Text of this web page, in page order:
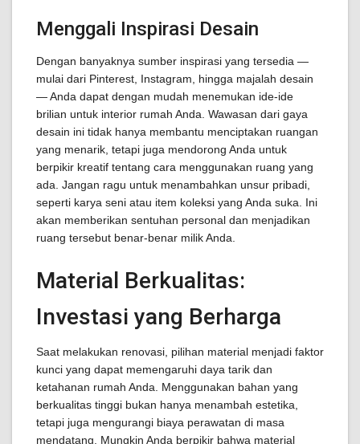
Menggali Inspirasi Desain
Dengan banyaknya sumber inspirasi yang tersedia —
mulai dari Pinterest, Instagram, hingga majalah desain
— Anda dapat dengan mudah menemukan ide-ide
brilian untuk interior rumah Anda. Wawasan dari gaya
desain ini tidak hanya membantu menciptakan ruangan
yang menarik, tetapi juga mendorong Anda untuk
berpikir kreatif tentang cara menggunakan ruang yang
ada. Jangan ragu untuk menambahkan unsur pribadi,
seperti karya seni atau item koleksi yang Anda suka. Ini
akan memberikan sentuhan personal dan menjadikan
ruang tersebut benar-benar milik Anda.
Material Berkualitas:
Investasi yang Berharga
Saat melakukan renovasi, pilihan material menjadi faktor
kunci yang dapat memengaruhi daya tarik dan
ketahanan rumah Anda. Menggunakan bahan yang
berkualitas tinggi bukan hanya menambah estetika,
tetapi juga mengurangi biaya perawatan di masa
mendatang. Mungkin Anda berpikir bahwa material